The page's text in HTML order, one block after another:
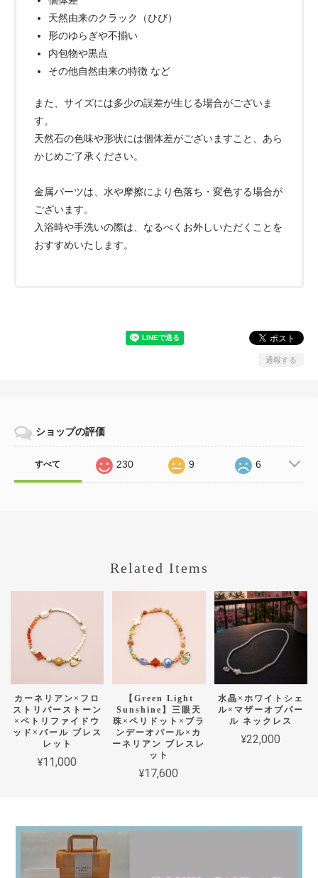
天然由来のクラック（ひび）
形のゆらぎや不揃い
内包物や黒点
その他自然由来の特徴 など
また、サイズには多少の誤差が生じる場合がございま
す。
天然石の色味や形状には個体差がございますこと、あら
かじめご了承ください。
金属パーツは、水や摩擦により色落ち・変色する場合が
ございます。
入浴時や手洗いの際は、なるべくお外しいただくことを
おすすめいたします。
通報する
ショップの評価
すべて 230 9 6
Related Items
カーネリアン×フロ
ストリバーストーン
×ペトリファイドウ
ッド×パール ブレス
レット
¥11,000
【Green Light
Sunshine】三眼天
珠×ペリドット×ブラ
ンデーオパール×カ
ーネリアン ブレスレ
ット
¥17,600
水晶×ホワイトシェ
ル×マザーオブパー
ル ネックレス
¥22,000